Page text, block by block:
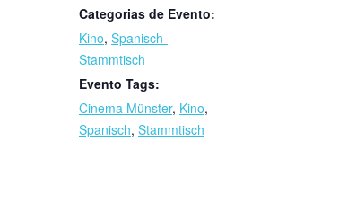
Categorias de Evento:
Kino, Spanisch-
Stammtisch
Evento Tags:
Cinema Münster, Kino,
Spanisch, Stammtisch